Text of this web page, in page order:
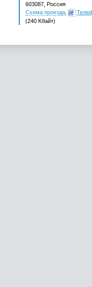
603087, Россия
Схема проезда
(240 Kбайт)